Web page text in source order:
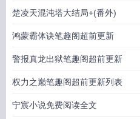
楚凌天混沌塔大结局+(番外)
鸿蒙霸体诀笔趣阁超前更新
警报真龙出狱笔趣阁超前更新
权力之巅笔趣阁超前更新列表
宁宸小说免费阅读全文